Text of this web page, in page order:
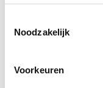
Noodzakelijk
Voorkeuren
Aan